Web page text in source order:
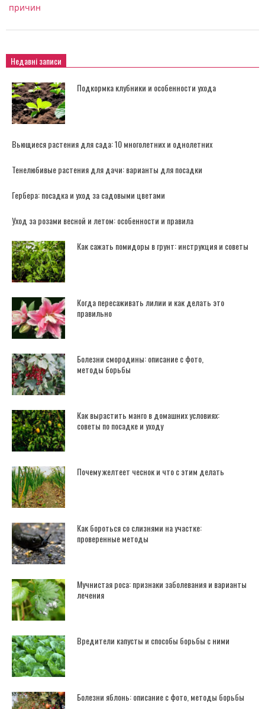
причин
Недавні записи
Подкормка клубники и особенности ухода
Вьющиеся растения для сада: 10 многолетних и однолетних
Тенелюбивые растения для дачи: варианты для посадки
Гербера: посадка и уход за садовыми цветами
Уход за розами весной и летом: особенности и правила
Как сажать помидоры в грунт: инструкция и советы
Когда пересаживать лилии и как делать это
правильно
Болезни смородины: описание с фото,
методы борьбы
Как вырастить манго в домашних условиях:
советы по посадке и уходу
Почему желтеет чеснок и что с этим делать
Как бороться со слизнями на участке:
проверенные методы
Мучнистая роса: признаки заболевания и варианты
лечения
Вредители капусты и способы борьбы с ними
Болезни яблонь: описание с фото, методы борьбы